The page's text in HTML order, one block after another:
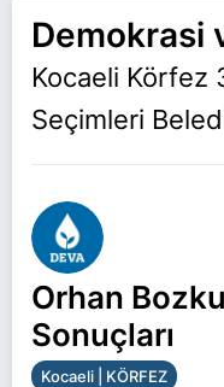
Demokrasi
Kocaeli Körfez
Seçimleri
Orhan
Sonuçları
Kocaeli | KÖRFEZ